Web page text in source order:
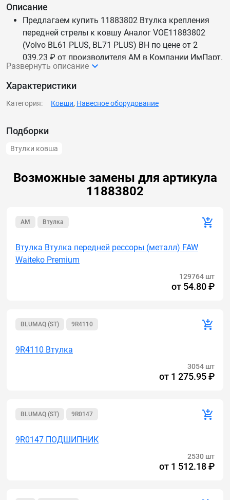
Возможные замены для артикула
11883802
AM Втулка
Втулка Втулка передней рессоры (металл) FAW
Waiteko Premium
129764 шт
от 54.80 ₽
BLUMAQ (ST) 9R4110
9R4110 Втулка
3054 шт
от 1 275.95 ₽
BLUMAQ (ST) 9R0147
9R0147 ПОДШИПНИК
2530 шт
от 1 512.18 ₽
Подборки
Втулки ковша
Описание
Предлагаем купить 11883802 Втулка крепления
передней стрелы к ковшу Аналог VOE11883802
(Volvo BL61 PLUS, BL71 PLUS) BH по цене от 2
039.23 ₽ от производителя AM в Компании ИмПарт.
Мы каждый день обновляем цены и наличие —
данные актуальны.
Доставим 11883802 Втулка крепления передней
стрелы к ковшу Аналог VOE11883802 (Volvo BL61
Развернуть описание
Характеристики
Категория: Ковши, Навесное оборудование